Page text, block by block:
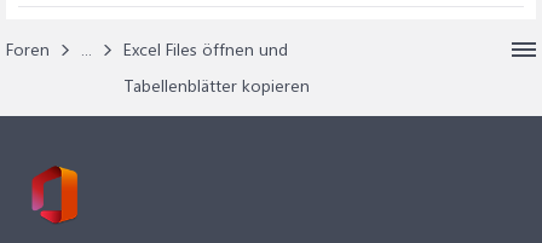
Foren ...
Excel Files öffnen und
Tabellenblätter kopieren